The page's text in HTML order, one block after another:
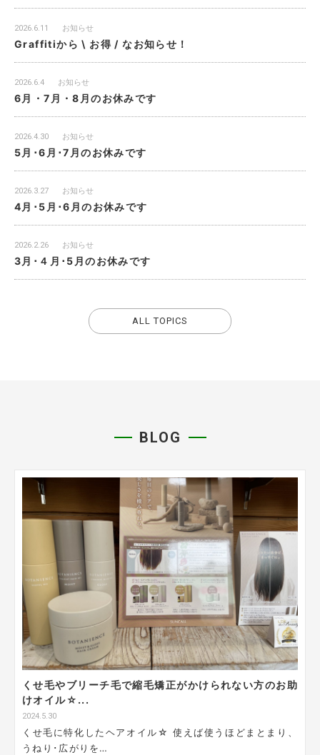
2026.6.11 お知らせ
Graffitiから \ お得 / なお知らせ！
2026.6.4 お知らせ
6月・7月・8月のお休みです
2026.4.30 お知らせ
5月･6月･7月のお休みです
2026.3.27 お知らせ
4月･5月･6月のお休みです
2026.2.26 お知らせ
3月･４月･5月のお休みです
ALL TOPICS
BLOG
くせ毛やブリーチ毛で縮毛矯正がかけられない方のお助
けオイル☆...
2024.5.30
くせ毛に特化したヘアオイル☆ 使えば使うほどまとまり、
うねり･広がりを…